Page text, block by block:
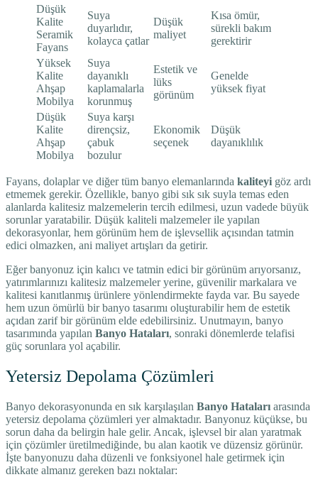
Düşük
Kalite
Seramik
Fayans
Suya
duyarlıdır,
kolayca çatlar
Düşük
maliyet
Kısa ömür,
sürekli bakım
gerektirir
Yüksek
Kalite
Ahşap
Mobilya
Suya
dayanıklı
kaplamalarla
korunmuş
Estetik ve
lüks
görünüm
Genelde
yüksek fiyat
Düşük
Kalite
Ahşap
Mobilya
Suya karşı
dirençsiz,
çabuk
bozulur
Ekonomik
seçenek
Düşük
dayanıklılık
Fayans, dolaplar ve diğer tüm banyo elemanlarında kaliteyi göz ardı
etmemek gerekir. Özellikle, banyo gibi sık sık suyla temas eden
alanlarda kalitesiz malzemelerin tercih edilmesi, uzun vadede büyük
sorunlar yaratabilir. Düşük kaliteli malzemeler ile yapılan
dekorasyonlar, hem görünüm hem de işlevsellik açısından tatmin
edici olmazken, ani maliyet artışları da getirir.
Eğer banyonuz için kalıcı ve tatmin edici bir görünüm arıyorsanız,
yatırımlarınızı kalitesiz malzemeler yerine, güvenilir markalara ve
kalitesi kanıtlanmış ürünlere yönlendirmekte fayda var. Bu sayede
hem uzun ömürlü bir banyo tasarımı oluşturabilir hem de estetik
açıdan zarif bir görünüm elde edebilirsiniz. Unutmayın, banyo
tasarımında yapılan Banyo Hataları, sonraki dönemlerde telafisi
güç sorunlara yol açabilir.
Yetersiz Depolama Çözümleri
Banyo dekorasyonunda en sık karşılaşılan Banyo Hataları arasında
yetersiz depolama çözümleri yer almaktadır. Banyonuz küçükse, bu
sorun daha da belirgin hale gelir. Ancak, işlevsel bir alan yaratmak
için çözümler üretilmediğinde, bu alan kaotik ve düzensiz görünür.
İşte banyonuzu daha düzenli ve fonksiyonel hale getirmek için
dikkate almanız gereken bazı noktalar: